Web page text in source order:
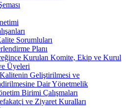
Sorumluları
Planı
Kurulan Komite, Ekip ve Kurul
Üyeleri
Kalitenin Geliştirilmesi ve
Dair Yönetmelik
Birimi Çalışmaları
ve Ziyaret Kuralları